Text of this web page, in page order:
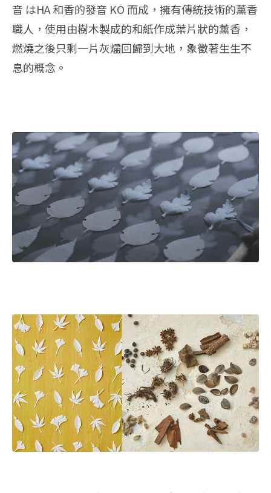
音 はHA 和香的發音 KO 而成，擁有傳統技術的薰香
職人，使用由樹木製成的和紙作成葉片狀的薰香，
燃燒之後只剩一片灰燼回歸到大地，象徵著生生不
息的概念。